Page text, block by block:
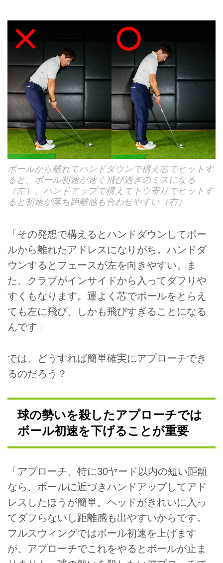
ボールから離れてハンドダウンで構え芯でヒットす
ると、ボール初速が速く飛び過ぎのミスになる
（左）、ハンドアップで構えてトウ寄りでヒットす
ると初速が落ち距離感も合わせやすい（右）
「その発想で構えるとハンドダウンしてボー
ルから離れたアドレスになりがち。ハンドダ
ウンするとフェースが左を向きやすい。ま
た、クラブがインサイドから入ってダフりや
すくもなります。運よく芯でボールをとらえ
ても左に飛び、しかも飛びすぎることになる
んです」
では、どうすれば簡単確実にアプローチでき
るのだろう？
球の勢いを殺したアプローチでは
ボール初速を下げることが重要
「アプローチ、特に30ヤード以内の短い距離
なら、ボールに近づきハンドアップしてアド
レスしたほうが簡単。ヘッドがきれいに入っ
てダフらないし距離感も出やすいからです。
フルスウィングではボール初速を上げます
が、アプローチでこれをやるとボールが止ま